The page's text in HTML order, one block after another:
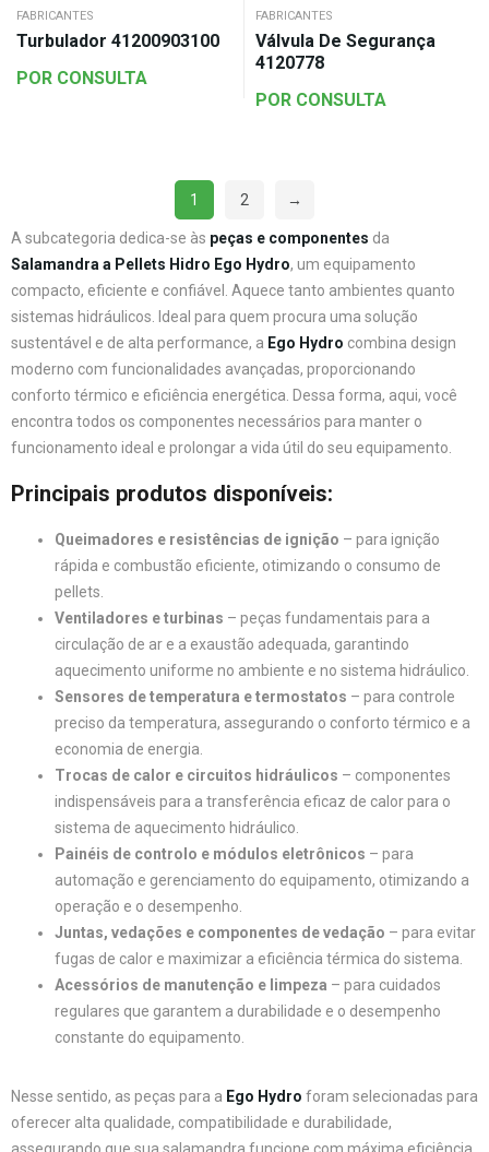
FABRICANTES
Turbulador 41200903100
POR CONSULTA
FABRICANTES
Válvula De Segurança
4120778
POR CONSULTA
1 2 →
A subcategoria dedica-se às peças e componentes da
Salamandra a Pellets Hidro Ego Hydro, um equipamento
compacto, eficiente e confiável. Aquece tanto ambientes quanto
sistemas hidráulicos. Ideal para quem procura uma solução
sustentável e de alta performance, a Ego Hydro combina design
moderno com funcionalidades avançadas, proporcionando
conforto térmico e eficiência energética. Dessa forma, aqui, você
encontra todos os componentes necessários para manter o
funcionamento ideal e prolongar a vida útil do seu equipamento.
Principais produtos disponíveis:
Queimadores e resistências de ignição – para ignição
rápida e combustão eficiente, otimizando o consumo de
pellets.
Ventiladores e turbinas – peças fundamentais para a
circulação de ar e a exaustão adequada, garantindo
aquecimento uniforme no ambiente e no sistema hidráulico.
Sensores de temperatura e termostatos – para controle
preciso da temperatura, assegurando o conforto térmico e a
economia de energia.
Trocas de calor e circuitos hidráulicos – componentes
indispensáveis para a transferência eficaz de calor para o
sistema de aquecimento hidráulico.
Painéis de controlo e módulos eletrônicos – para
automação e gerenciamento do equipamento, otimizando a
operação e o desempenho.
Juntas, vedações e componentes de vedação – para evitar
fugas de calor e maximizar a eficiência térmica do sistema.
Acessórios de manutenção e limpeza – para cuidados
regulares que garantem a durabilidade e o desempenho
constante do equipamento.
Nesse sentido, as peças para a Ego Hydro foram selecionadas para
oferecer alta qualidade, compatibilidade e durabilidade,